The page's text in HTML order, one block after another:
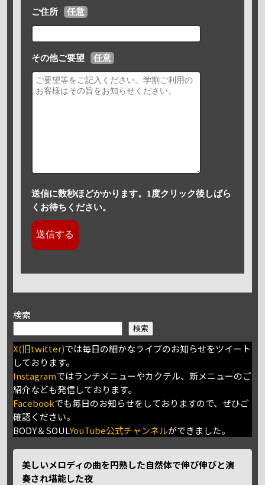
ご住所 任意
その他ご要望 任意
送信に数秒ほどかかります。1度クリック後しばら
くお待ちください。
検索
検索
X(旧twitter)では毎日の細かなライブのお知らせをツイート
しております。
Instagramではランチメニューやカクテル、新メニューのご
紹介なども発信しております。
Facebookでも毎日のお知らせをしておりますので、ぜひご
確認ください。
BODY＆SOULYouTube公式チャンネルができました。
美しいメロディの曲を円熟した自然体で伸び伸びと演
奏され堪能した夜